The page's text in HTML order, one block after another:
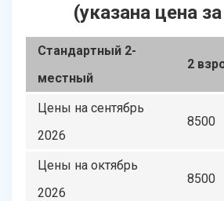
(указана цена
Стандартный 2-
местный
2
Цены на сентябрь
2026
8500
Цены на октябрь
2026
8500